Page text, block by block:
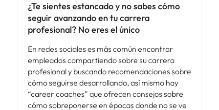
¿Te sientes estancado y no sabes cómo
seguir avanzando en tu carrera
profesional? No eres el único
En redes sociales es más común encontrar
empleados compartiendo sobre su carrera
profesional y buscando recomendaciones sobre
cómo seguirse desarrollando, así mismo hay
“career coaches” que ofrecen consejos sobre
cómo sobreponerse en épocas donde no se ve